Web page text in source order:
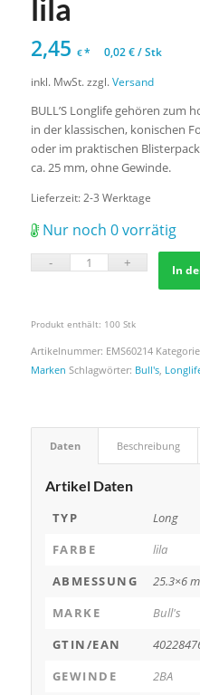
lila
2,45 €* 0,02€/Stk
inkl. MwSt. zzgl.Versand
BULL’S Longlife gehören zum
in der klassischen, konischen
oder im praktischen
ca. 25 mm, ohne Gewinde.
Lieferzeit: 2-3 Werktage
Nur noch 0 vorrätig
In
Produkt enthält: 100 Stk
Artikelnummer: EMS60214
Marken Schlagwörter: Bull's,
Daten Beschreibung
Artikel Daten
TYP
Long
FARBE
lila
ABMESSUNG
25.3×6
MARKE
Bull's
GTIN/EAN
GEWINDE
2BA